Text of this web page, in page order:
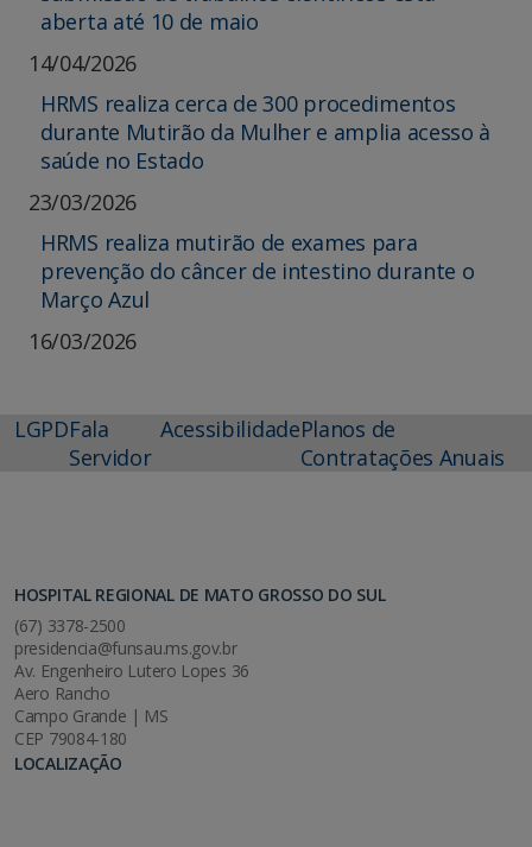
aberta até 10 de maio
14/04/2026
HRMS realiza cerca de 300 procedimentos
durante Mutirão da Mulher e amplia acesso à
saúde no Estado
23/03/2026
HRMS realiza mutirão de exames para
prevenção do câncer de intestino durante o
Março Azul
16/03/2026
LGPDFala
Servidor
AcessibilidadePlanos de
Contratações Anuais
HOSPITAL REGIONAL DE MATO GROSSO DO SUL
(67) 3378-2500
presidencia@funsau.ms.gov.br
Av. Engenheiro Lutero Lopes 36
Aero Rancho
Campo Grande | MS
CEP 79084-180
LOCALIZAÇÃO